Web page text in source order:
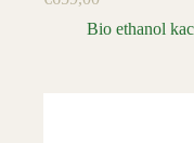
Bio ethanol